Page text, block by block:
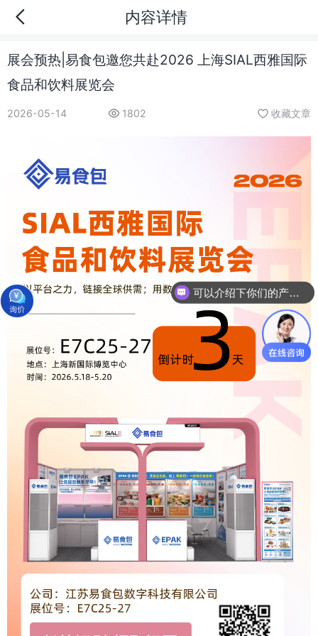
内容详情
展会预热|易食包邀您共赴2026 上海SIAL西雅国际
食品和饮料展览会
2026-05-14 1802 收藏文章
可以介绍下你们的产品么